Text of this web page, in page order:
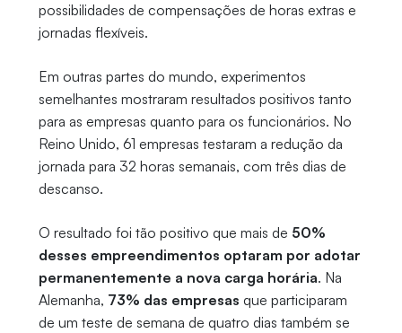
possibilidades de compensações de horas extras e
jornadas flexíveis.
Em outras partes do mundo, experimentos
semelhantes mostraram resultados positivos tanto
para as empresas quanto para os funcionários. No
Reino Unido, 61 empresas testaram a redução da
jornada para 32 horas semanais, com três dias de
descanso.
O resultado foi tão positivo que mais de 50%
desses empreendimentos optaram por adotar
permanentemente a nova carga horária. Na
Alemanha, 73% das empresas que participaram
de um teste de semana de quatro dias também se